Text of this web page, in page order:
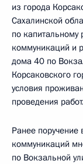
из города
Сахалинской
по
коммуникаций и
дома 40 по
Корсаковского
условия
проведения работ.
Ранее
коммуникаций
по Вокзальной